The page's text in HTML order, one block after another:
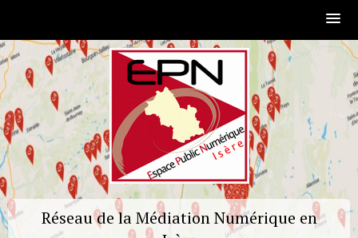
Skip
to
content
Réseau de la Médiation Numérique en